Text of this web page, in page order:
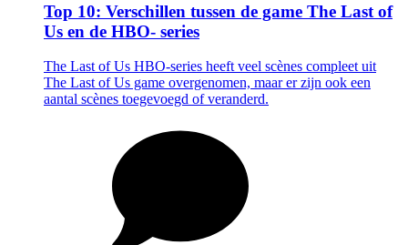
Top 10: Verschillen tussen de game The Last of
Us en de HBO- series
The Last of Us HBO-series heeft veel scènes compleet uit
The Last of Us game overgenomen, maar er zijn ook een
aantal scènes toegevoegd of veranderd.